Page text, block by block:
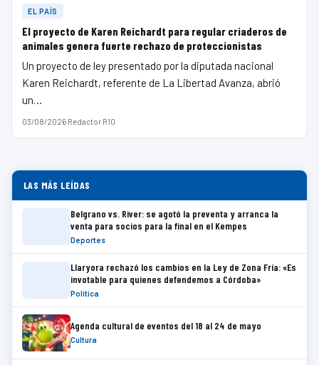
EL PAÍS
El proyecto de Karen Reichardt para regular criaderos de
animales genera fuerte rechazo de proteccionistas
Un proyecto de ley presentado por la diputada nacional
Karen Reichardt, referente de La Libertad Avanza, abrió
un…
03/08/2026·Redactor R10
LAS MÁS LEÍDAS
Belgrano vs. River: se agotó la preventa y arranca la
venta para socios para la final en el Kempes
Deportes
Llaryora rechazó los cambios en la Ley de Zona Fría: «Es
invotable para quienes defendemos a Córdoba»
Política
Agenda cultural de eventos del 18 al 24 de mayo
Cultura